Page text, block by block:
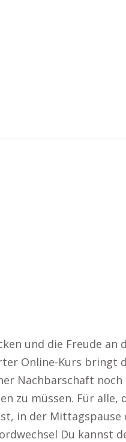
und die Freude an
Online-Kurs bringt
Nachbarschaft noch
zu müssen. Für alle,
in der Mittagspause
Du kannst